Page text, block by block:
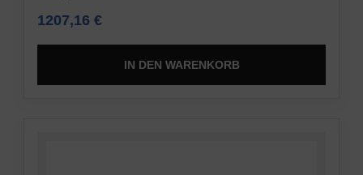
1207,16 €
IN DEN WARENKORB